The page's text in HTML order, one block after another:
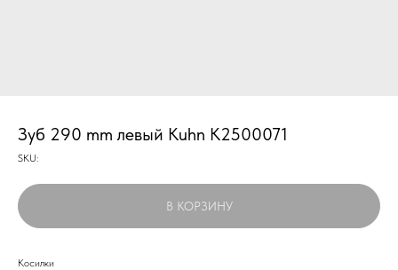
Зуб 290 mm левый Kuhn K2500071
SKU:
В КОРЗИНУ
Косилки